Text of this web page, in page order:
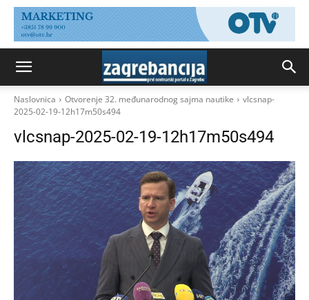
Naslovnica Otvorenje 32. međunarodnog sajma nautike
vlcsnap-
2025-02-19-12h17m50s494
vlcsnap-2025-02-19-12h17m50s494